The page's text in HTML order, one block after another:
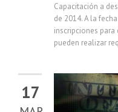
Capacitación a
de 2014. A la
inscripciones
pueden realizar
17